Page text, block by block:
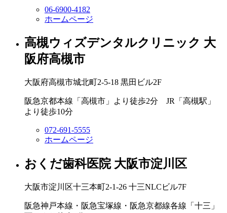
06-6900-4182
ホームページ
高槻ウィズデンタルクリニック 大
阪府高槻市
大阪府高槻市城北町2‐5‐18 黒田ビル2F
阪急京都本線「高槻市」より徒歩2分 JR「高槻駅」
より徒歩10分
072-691-5555
ホームページ
おくだ歯科医院 大阪市淀川区
大阪市淀川区十三本町2-1-26 十三NLCビル7F
阪急神戸本線・阪急宝塚線・阪急京都線各線「十三」